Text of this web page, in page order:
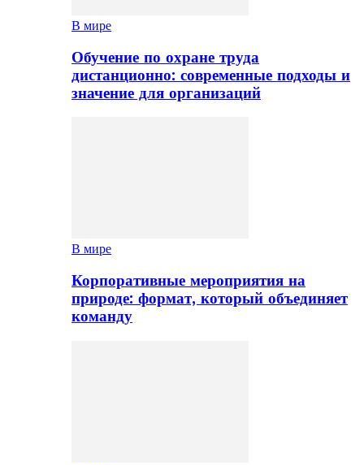
В мире
Обучение по охране труда
дистанционно: современные подходы и
значение для организаций
В мире
Корпоративные мероприятия на
природе: формат, который объединяет
команду